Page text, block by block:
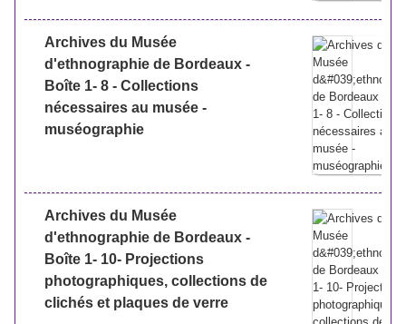
Archives du Musée
d'ethnographie de Bordeaux -
Boîte 1- 8 - Collections
nécessaires au musée -
muséographie
Archives du Musée
d'ethnographie de Bordeaux -
Boîte 1- 10- Projections
photographiques, collections de
clichés et plaques de verre